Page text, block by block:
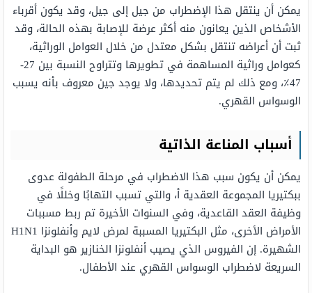
يمكن أن ينتقل هذا الإضطراب من جيل إلى جيل، وقد يكون أقرباء
الأشخاص الذين يعانون منه أكثر عرضة للإصابة بهذه الحالة، وقد
ثبت أن أعراضه تنتقل بشكل معتدل من خلال العوامل الوراثية،
كعوامل وراثية المساهمة في تطويرها وتتراوح النسبة بين 27-
47٪، ومع ذلك لم يتم تحديدها، ولا يوجد جين معروف بأنه يسبب
الوسواس القهري.
أسباب المناعة الذاتية
يمكن أن يكون سبب هذا الاضطراب في مرحلة الطفولة عدوى
ببكتيريا المجموعة العقدية أ، والتي تسبب التهابًا وخللًا في
وظيفة العقد القاعدية، وفي السنوات الأخيرة تم ربط مسببات
الأمراض الأخرى، مثل البكتيريا المسببة لمرض لايم وأنفلونزا H1N1
الشهيرة. إن الفيروس الذي يصيب أنفلونزا الخنازير هو البداية
السريعة لاضطراب الوسواس القهري عند الأطفال.